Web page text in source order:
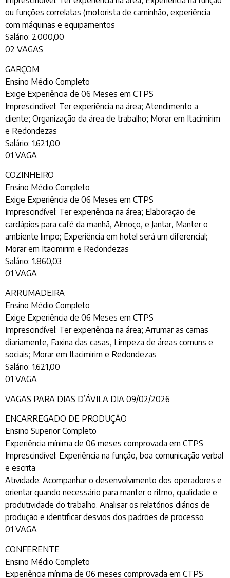
ou funções correlatas (motorista de caminhão, experiência
com máquinas e equipamentos
Salário: 2.000,00
02 VAGAS
GARÇOM
Ensino Médio Completo
Exige Experiência de 06 Meses em CTPS
Imprescindível: Ter experiência na área; Atendimento a
cliente; Organização da área de trabalho; Morar em Itacimirim
e Redondezas
Salário: 1.621,00
01 VAGA
COZINHEIRO
Ensino Médio Completo
Exige Experiência de 06 Meses em CTPS
Imprescindível: Ter experiência na área; Elaboração de
cardápios para café da manhã, Almoço, e Jantar, Manter o
ambiente limpo; Experiência em hotel será um diferencial;
Morar em Itacimirim e Redondezas
Salário: 1.860,03
01 VAGA
ARRUMADEIRA
Ensino Médio Completo
Exige Experiência de 06 Meses em CTPS
Imprescindível: Ter experiência na área; Arrumar as camas
diariamente, Faxina das casas, Limpeza de áreas comuns e
sociais; Morar em Itacimirim e Redondezas
Salário: 1.621,00
01 VAGA
VAGAS PARA DIAS D’ÁVILA DIA 09/02/2026
ENCARREGADO DE PRODUÇÃO
Ensino Superior Completo
Experiência mínima de 06 meses comprovada em CTPS
Imprescindível: Experiência na função, boa comunicação verbal
e escrita
Atividade: Acompanhar o desenvolvimento dos operadores e
orientar quando necessário para manter o ritmo, qualidade e
produtividade do trabalho. Analisar os relatórios diários de
produção e identificar desvios dos padrões de processo
01 VAGA
CONFERENTE
Ensino Médio Completo
Experiência mínima de 06 meses comprovada em CTPS